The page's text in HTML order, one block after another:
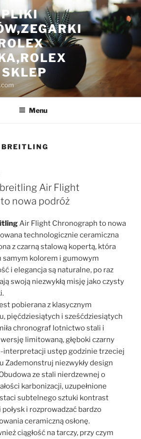
Menu
Air Flight
nowa podróż
Air Flight Chronograph to nowa
technologicznie ceramiczna
z czarną stalową kopertą, która
samym kolorem i gumowym
i elegancja są naturalne, po raz
swoją niezwykłą misję jako czysty
pobierana z klasycznym
pięćdziesiątych i sześćdziesiątych
chronograf lotnictwo stali i
limitowaną, głęboki czarny
interpretacji ustęp godzinie trzeciej
Zademonstruj niezwykły design
ze stali nierdzewnej o
karbonizacji, uzupełnione
subtelnego sztuki kontrast
i rozprowadzać bardzo
ceramiczną osłonę.
ciągłość na tarczy, przy czym